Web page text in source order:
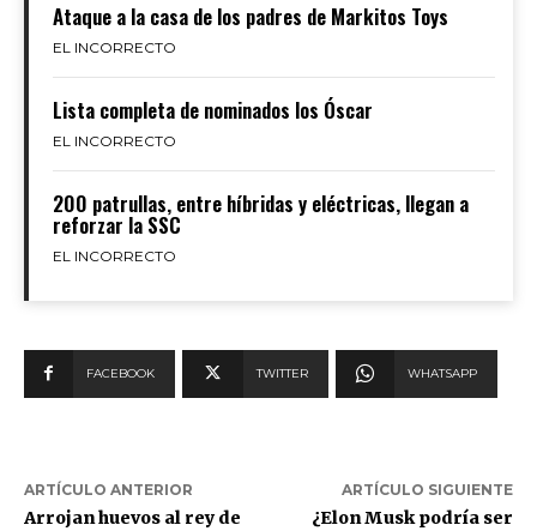
Ataque a la casa de los padres de Markitos Toys
EL INCORRECTO
Lista completa de nominados los Óscar
EL INCORRECTO
200 patrullas, entre híbridas y eléctricas, llegan a
reforzar la SSC
EL INCORRECTO
FACEBOOK TWITTER WHATSAPP
ARTÍCULO ANTERIOR
Arrojan huevos al rey de
ARTÍCULO SIGUIENTE
¿Elon Musk podría ser